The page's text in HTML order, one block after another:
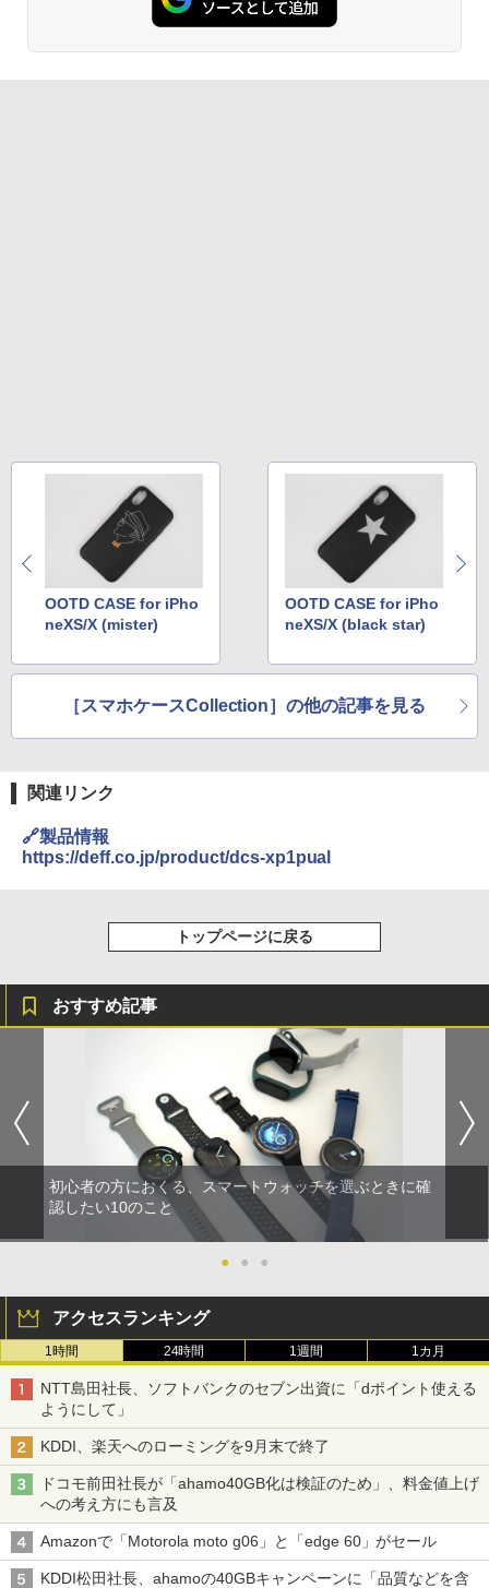
OOTD CASE for iPho
neXS/X (mister)
OOTD CASE for iPho
neXS/X (black star)
［スマホケースCollection］の他の記事を見る
関連リンク
🔗製品情報
https://deff.co.jp/product/dcs-xp1pual
トップページに戻る
おすすめ記事
初心者の方におくる、スマートウォッチを選ぶときに確
認したい10のこと
● ● ●
アクセスランキング
1時間 24時間 1週間 1カ月
NTT島田社長、ソフトバンクのセブン出資に「dポイント使える
ようにして」
KDDI、楽天へのローミングを9月末で終了
ドコモ前田社長が「ahamo40GB化は検証のため」、料金値上げ
への考え方にも言及
Amazonで「Motorola moto g06」と「edge 60」がセール
KDDI松田社長、ahamoの40GBキャンペーンに「品質などを含